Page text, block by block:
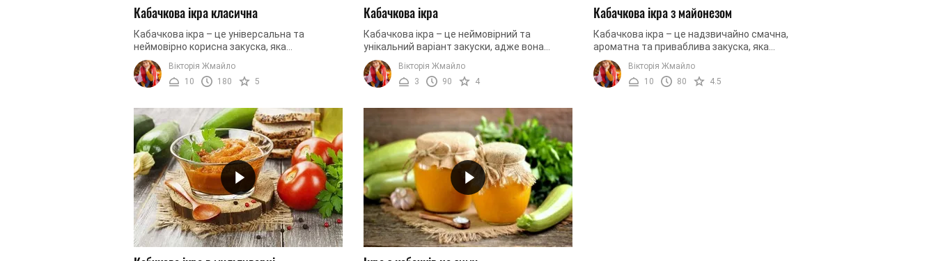
Кабачкова ікра класична
Кабачкова ікра – це універсальна та
неймовірно корисна закуска, яка
вирізняється не лише своїм смаком та
ароматом, а й своїм надзвичайним впливом
на ...
Вікторія Жмайло
10
180 5
Кабачкова ікра
Кабачкова ікра – це неймовірний та
унікальний варіант закуски, адже вона
смачна, поживна, але попри це абсолютно
низькокалорійна. Це пов’язано з тим, ...
Вікторія Жмайло
3
90 4
Кабачкова ікра з майонезом
Кабачкова ікра – це надзвичайно смачна,
ароматна та приваблива закуска, яка
смакує не лише влітку. Цю смачну овочеву
страву можна готувати у якості ...
Вікторія Жмайло
10
80 4.5